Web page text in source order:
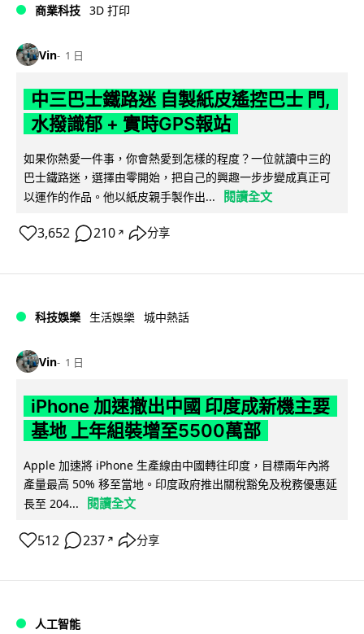
商業科技 3D 打印
Vin 1 日
中三巴士鐵路迷 自製紙皮遙控巴士 門,
水撥識郁 + 實時GPS報站
如果你熱愛一件事，你會熱愛到怎樣的程度？一位就讀中三的
巴士鐵路迷，選擇由零開始，把自己的興趣一步步變成真正可
以運作的作品。他以紙皮親手製作出...
閱讀全文
3,652 210 ↗ 分享
科技娛樂 生活娛樂 城中熱話
Vin 1 日
iPhone 加速撤出中國 印度成新機主要
基地 上年組裝增至5500萬部
Apple 加速將 iPhone 生產線由中國轉往印度，目標兩年內將
產量最高 50% 移至當地。印度政府推出關稅豁免及稅務優惠延
長至 204...
閱讀全文
512 237 ↗ 分享
人工智能